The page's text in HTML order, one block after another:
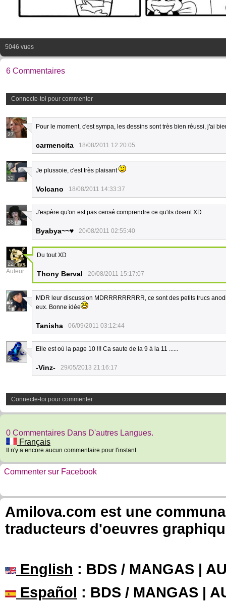
5046 vues
6 Commentaires
Connecte-toi pour commenter
27
Pour le moment, c'est sympa, les dessins sont très bien réussi, j'ai
carmencita 18/08/2011 12:20:05
32
Je plussoie, c'est très plaisant
Volcano 18/08/2011 14:33:37
36
J'espère qu'on est pas censé comprendre ce qu'ils disent XD
Byabya~~♥ 20/08/2011 02:55:40
22
Auteur
Du tout XD
Thony Berval 20/08/2011 15:17:07
4
MDR leur discussion MDRRRRRRRRR, ce sont des petits trucs
eux. Bonne idée
Tanisha 06/09/2011 03:12:44
2
Elle est où la page 10 !!! Ca saute de la 9 à la 11 ......
-Vinz- 29/05/2013 21:16:17
Connecte-toi pour commenter
0 Commentaires Dans D'autres Langues.
Français
Il n'y a encore aucun commentaire pour l'instant.
Commenter sur Facebook
Amilova.com est une
traducteurs d'oeuvres
English : BDS / MANGAS |
Español : BDS / MANGAS |